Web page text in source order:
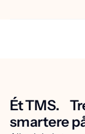
Ét TMS.
smartere